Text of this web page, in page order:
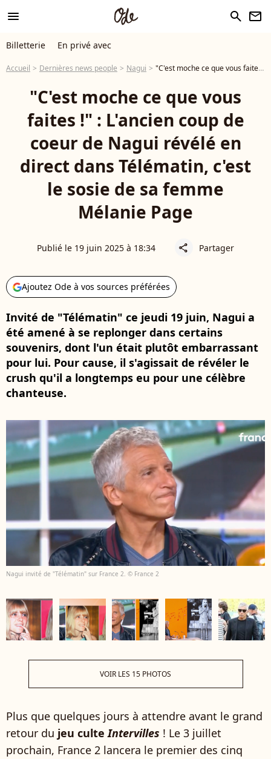
menu search newsletter
Billetterie En privé avec
Accueil Dernières news people Nagui "C'est moche ce que vous faites !" : L'ancien coup de coeur de Nagui révélé en direct dans Télématin, c'est le sosie de sa femme Mélanie Page
"C'est moche ce que vous
faites !" : L'ancien coup de
coeur de Nagui révélé en
direct dans Télématin, c'est
le sosie de sa femme
Mélanie Page
Publié le 19 juin 2025 à 18:34 share Partager
Ajoutez Ode à vos sources préférées
Invité de "Télématin" ce jeudi 19 juin, Nagui a
été amené à se replonger dans certains
souvenirs, dont l'un était plutôt embarrassant
pour lui. Pour cause, il s'agissait de révéler le
crush qu'il a longtemps eu pour une célèbre
chanteuse.
Nagui invité de "Télématin" sur France 2. © France 2
VOIR LES 15 PHOTOS
Plus que quelques jours à attendre avant le grand
retour du jeu culte Intervilles ! Le 3 juillet
prochain, France 2 lancera le premier des cinq